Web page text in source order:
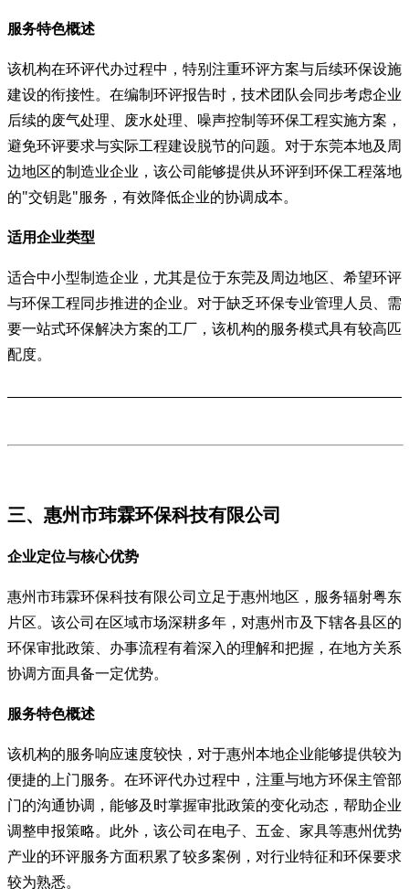
服务特色概述
该机构在环评代办过程中，特别注重环评方案与后续环保设施
建设的衔接性。在编制环评报告时，技术团队会同步考虑企业
后续的废气处理、废水处理、噪声控制等环保工程实施方案，
避免环评要求与实际工程建设脱节的问题。对于东莞本地及周
边地区的制造业企业，该公司能够提供从环评到环保工程落地
的"交钥匙"服务，有效降低企业的协调成本。
适用企业类型
适合中小型制造企业，尤其是位于东莞及周边地区、希望环评
与环保工程同步推进的企业。对于缺乏环保专业管理人员、需
要一站式环保解决方案的工厂，该机构的服务模式具有较高匹
配度。
三、惠州市玮霖环保科技有限公司
企业定位与核心优势
惠州市玮霖环保科技有限公司立足于惠州地区，服务辐射粤东
片区。该公司在区域市场深耕多年，对惠州市及下辖各县区的
环保审批政策、办事流程有着深入的理解和把握，在地方关系
协调方面具备一定优势。
服务特色概述
该机构的服务响应速度较快，对于惠州本地企业能够提供较为
便捷的上门服务。在环评代办过程中，注重与地方环保主管部
门的沟通协调，能够及时掌握审批政策的变化动态，帮助企业
调整申报策略。此外，该公司在电子、五金、家具等惠州优势
产业的环评服务方面积累了较多案例，对行业特征和环保要求
较为熟悉。